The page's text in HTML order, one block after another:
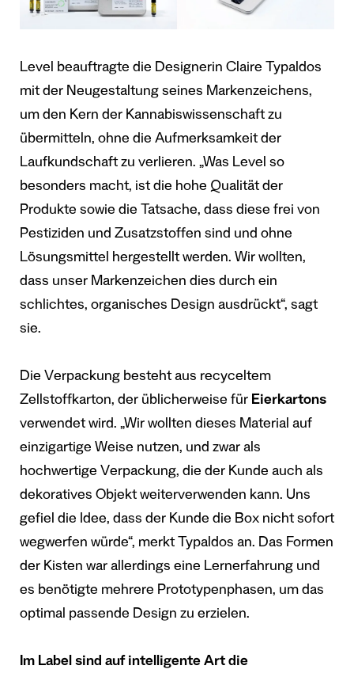
Level beauftragte die Designerin Claire Typaldos
mit der Neugestaltung seines Markenzeichens,
um den Kern der Kannabiswissenschaft zu
übermitteln, ohne die Aufmerksamkeit der
Laufkundschaft zu verlieren. „Was Level so
besonders macht, ist die hohe Qualität der
Produkte sowie die Tatsache, dass diese frei von
Pestiziden und Zusatzstoffen sind und ohne
Lösungsmittel hergestellt werden. Wir wollten,
dass unser Markenzeichen dies durch ein
schlichtes, organisches Design ausdrückt“, sagt
sie.
Die Verpackung besteht aus recyceltem
Zellstoffkarton, der üblicherweise für Eierkartons
verwendet wird. „Wir wollten dieses Material auf
einzigartige Weise nutzen, und zwar als
hochwertige Verpackung, die der Kunde auch als
dekoratives Objekt weiterverwenden kann. Uns
gefiel die Idee, dass der Kunde die Box nicht sofort
wegwerfen würde“, merkt Typaldos an. Das Formen
der Kisten war allerdings eine Lernerfahrung und
es benötigte mehrere Prototypenphasen, um das
optimal passende Design zu erzielen.
Im Label sind auf intelligente Art die